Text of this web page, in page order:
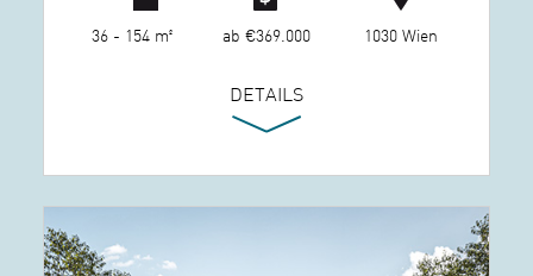
36 - 154 m² ab €369.000 1030 Wien
DETAILS